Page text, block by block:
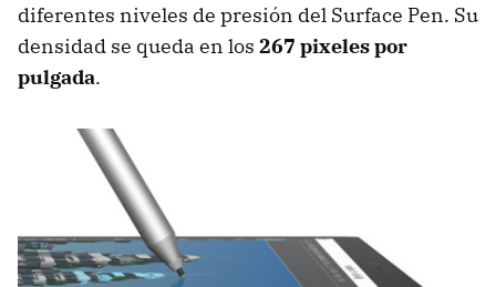
diferentes niveles de presión del Surface Pen. Su
densidad se queda en los 267 pixeles por
pulgada.